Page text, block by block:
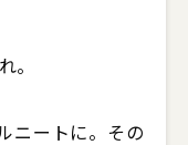
。
ニートに。その